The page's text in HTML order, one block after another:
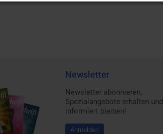
Newsletter
Newsletter abonnieren,
Spezialangebote erhalten und
informiert bleiben!
Anmelden